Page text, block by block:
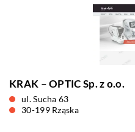
KRAK – OPTIC Sp. z o.o.
ul. Sucha 63
30-199 Rząska